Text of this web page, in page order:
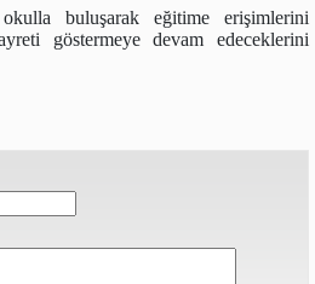
buluşarak eğitime erişimlerini
göstermeye devam edeceklerini